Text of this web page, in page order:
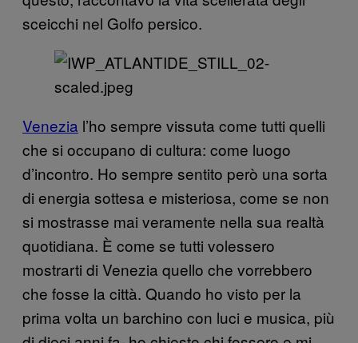
sceicchi nel Golfo persico.
Venezia l’ho sempre vissuta come tutti quelli
che si occupano di cultura: come luogo
d’incontro. Ho sempre sentito però una sorta
di energia sottesa e misteriosa, come se non
si mostrasse mai veramente nella sua realtà
quotidiana. È come se tutti volessero
mostrarti di Venezia quello che vorrebbero
che fosse la città. Quando ho visto per la
prima volta un barchino con luci e musica, più